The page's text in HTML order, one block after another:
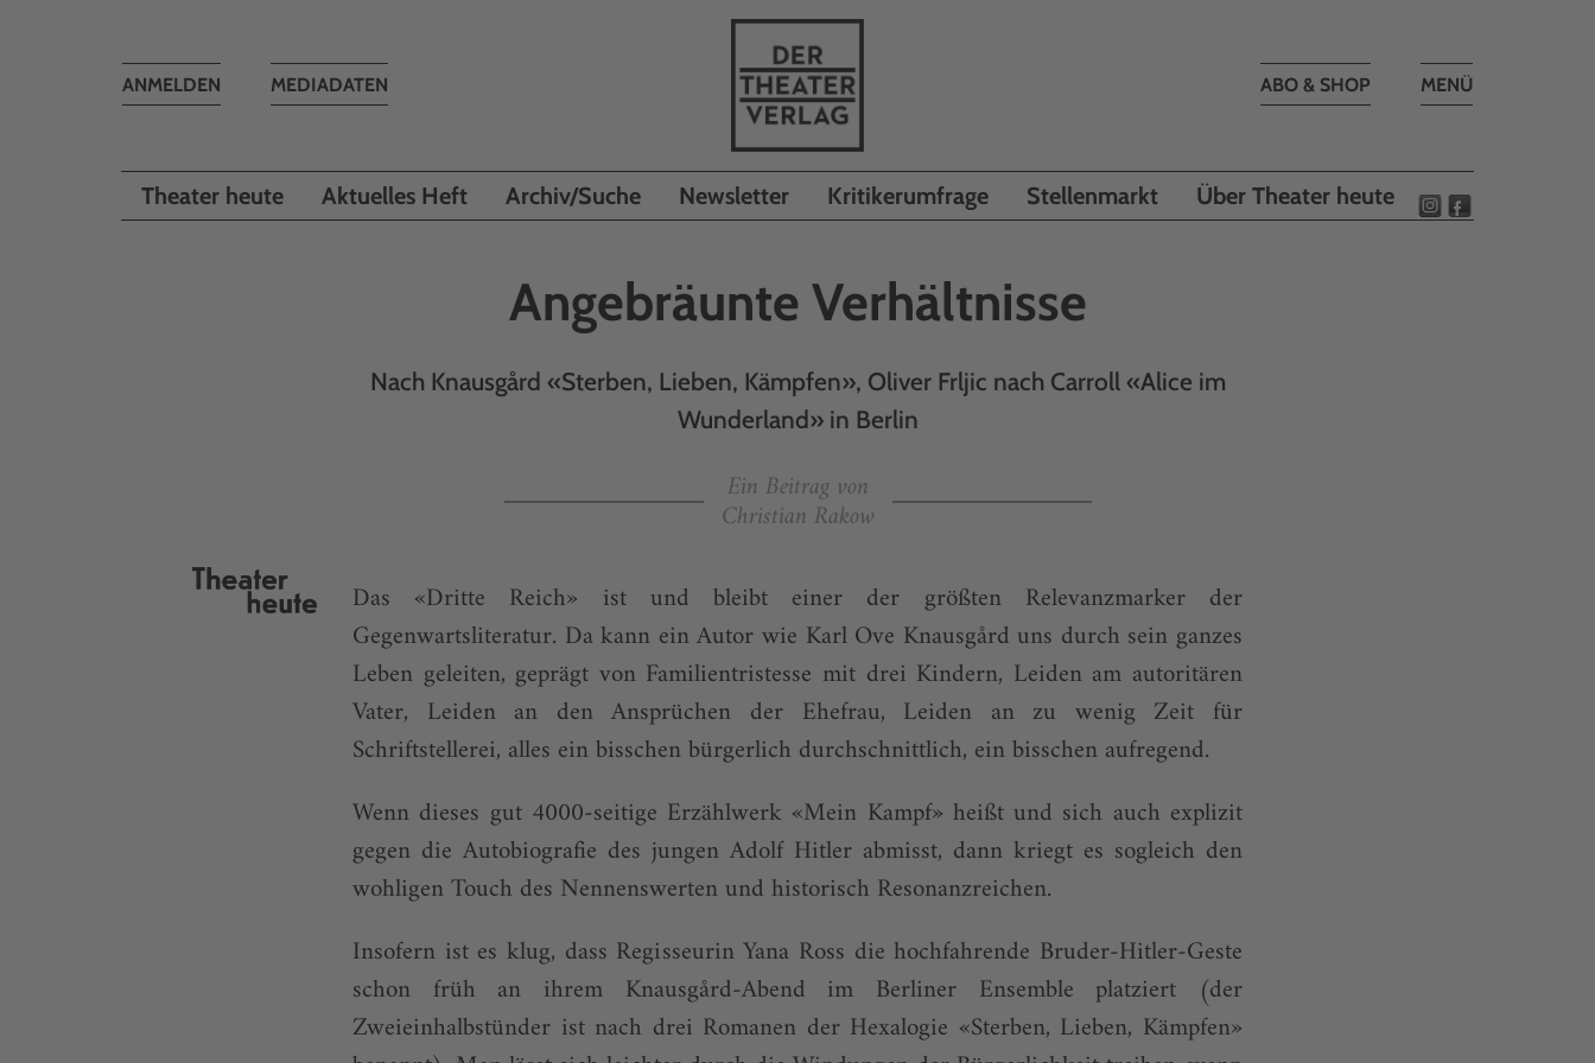
Toggle
MENÜ
ABO & SHOP
MEDIADATEN
Toggle
ANMELDEN
Theater heute Aktuelles Heft Archiv/Suche Newsletter Kritikerumfrage Stellenmarkt Über Theater heute
Angebräunte Verhältnisse
Nach Knausgård «Sterben, Lieben, Kämpfen», Oliver Frljic nach Carroll «Alice im
Wunderland» in Berlin
Ein Beitrag von
Christian Rakow
Das «Dritte Reich» ist und bleibt einer der größten Relevanzmarker der
Gegenwartsliteratur. Da kann ein Autor wie Karl Ove Knausgård uns durch sein ganzes
Leben geleiten, geprägt von Familientristesse mit drei Kindern, Leiden am autoritären
Vater, Leiden an den Ansprüchen der Ehefrau, Leiden an zu wenig Zeit für
Schriftstellerei, alles ein bisschen bürgerlich durchschnittlich, ein bisschen aufregend.
Wenn dieses gut 4000-seitige Erzählwerk «Mein Kampf» heißt und sich auch explizit
gegen die Autobiografie des jungen Adolf Hitler abmisst, dann kriegt es sogleich den
wohligen Touch des Nennenswerten und historisch Resonanzreichen.
Insofern ist es klug, dass Regisseurin Yana Ross die hochfahrende Bruder-Hitler-Geste
schon früh an ihrem Knausgård-Abend im Berliner Ensemble platziert (der
Zweieinhalbstünder ist nach drei Romanen der Hexalogie «Sterben, Lieben, Kämpfen»